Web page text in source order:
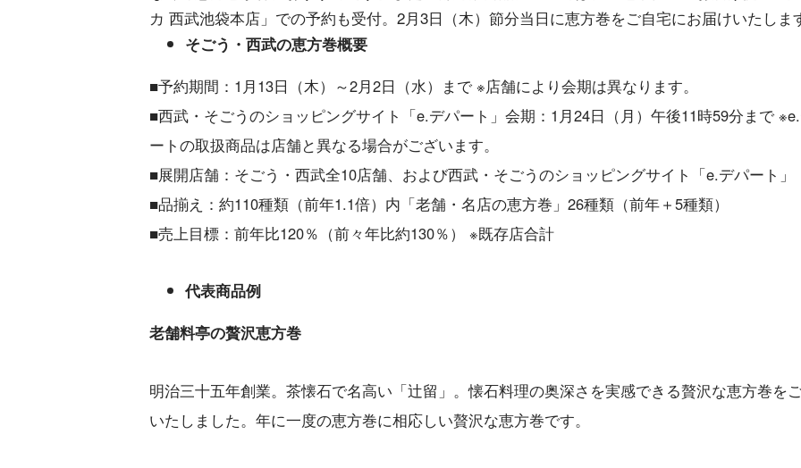
カ 西武池袋本店」での予約も受付。2月3日（木）節分当日に恵方巻をご自宅にお届けいたしま
そごう・西武の恵方巻概要
■予約期間：1月13日（木）～2月2日（水）まで ※店舗により会期は異なります。
■西武・そごうのショッピングサイト「e.デパート」会期：1月24日（月）午後11時59分まで
ートの取扱商品は店舗と異なる場合がございます。
■展開店舗：そごう・西武全10店舗、および西武・そごうのショッピングサイト「e.デパート」
■品揃え：約110種類（前年1.1倍）内「老舗・名店の恵方巻」26種類（前年＋5種類）
■売上目標：前年比120％（前々年比約130％） ※既存店合計
代表商品例
老舗料亭の贅沢恵方巻
明治三十五年創業。茶懐石で名高い「辻留」。懐石料理の奥深さを実感できる贅沢な恵方巻を
いたしました。年に一度の恵方巻に相応しい贅沢な恵方巻です。